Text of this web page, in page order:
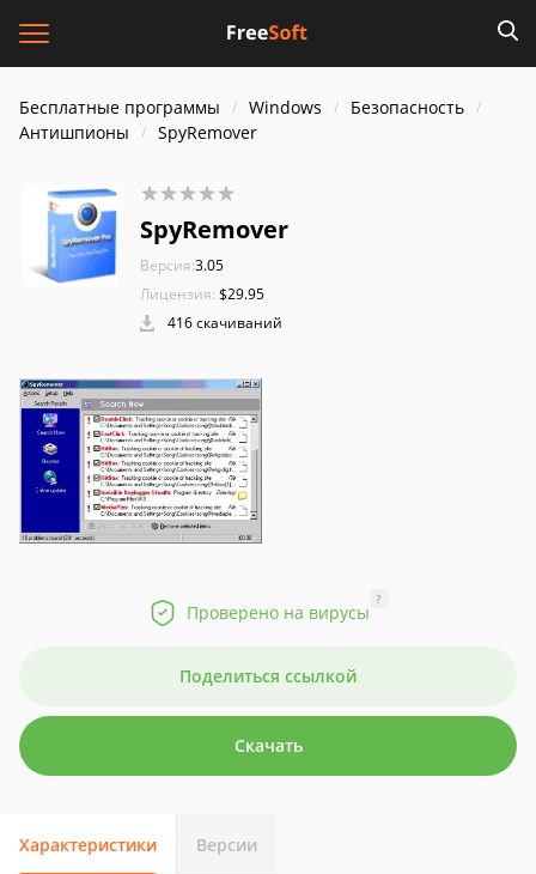
Бесплатные программы Windows
Безопасность
Антишпионы
SpyRemover
SpyRemover
Версия:3.05
Лицензия: $29.95
416 скачиваний
Проверено на вирусы
?
Поделиться ссылкой
Скачать
Характеристики Версии